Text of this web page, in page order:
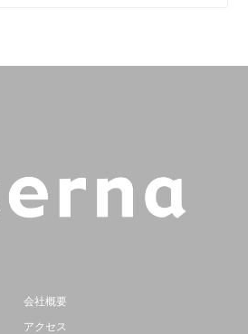
会社概要
アクセス